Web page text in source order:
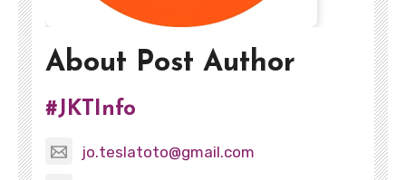
About Post Author
#JKTInfo
jo.teslatoto@gmail.com